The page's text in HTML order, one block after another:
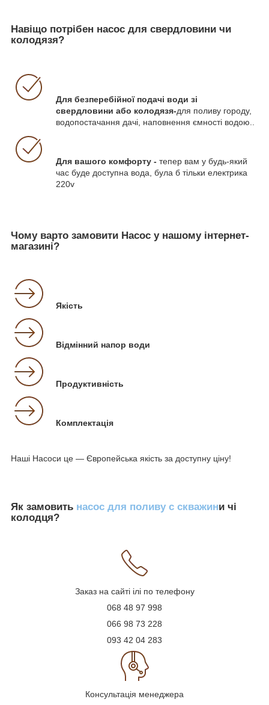
Навіщо потрібен насос для свердловини чи
колодязя?
Для безперебійної подачі води зі
свердловини або колодязя-для поливу городу,
водопостачання дачі, наповнення ємності водою..
Для вашого комфорту - тепер вам у будь-який
час буде доступна вода, була б тільки електрика
220v
Чому варто замовити Насос у нашому інтернет-
магазині?
Якість
Відмінний напор води
Продуктивність
Комплектація
Наші Насоси це — Європейська якість за доступну ціну!
Як замовить насос для поливу с скважини чі
колодця?
Заказ на сайті ілі по телефону
068 48 97 998
066 98 73 228
093 42 04 283
Консультація менеджера